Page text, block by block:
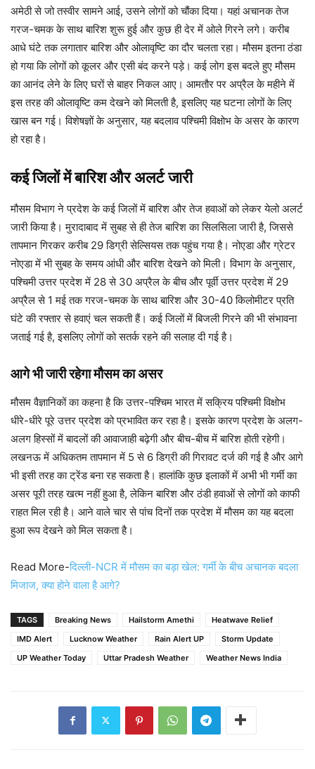
अमेठी से जो तस्वीर सामने आई, उसने लोगों को चौंका दिया। यहां अचानक तेज
गरज-चमक के साथ बारिश शुरू हुई और कुछ ही देर में ओले गिरने लगे। करीब
आधे घंटे तक लगातार बारिश और ओलावृष्टि का दौर चलता रहा। मौसम इतना ठंडा
हो गया कि लोगों को कूलर और एसी बंद करने पड़े। कई लोग इस बदले हुए मौसम
का आनंद लेने के लिए घरों से बाहर निकल आए। आमतौर पर अप्रैल के महीने में
इस तरह की ओलावृष्टि कम देखने को मिलती है, इसलिए यह घटना लोगों के लिए
खास बन गई। विशेषज्ञों के अनुसार, यह बदलाव पश्चिमी विक्षोभ के असर के कारण
हो रहा है।
कई जिलों में बारिश और अलर्ट जारी
मौसम विभाग ने प्रदेश के कई जिलों में बारिश और तेज हवाओं को लेकर येलो अलर्ट
जारी किया है। मुरादाबाद में सुबह से ही तेज बारिश का सिलसिला जारी है, जिससे
तापमान गिरकर करीब 29 डिग्री सेल्सियस तक पहुंच गया है। नोएडा और ग्रेटर
नोएडा में भी सुबह के समय आंधी और बारिश देखने को मिली। विभाग के अनुसार,
पश्चिमी उत्तर प्रदेश में 28 से 30 अप्रैल के बीच और पूर्वी उत्तर प्रदेश में 29
अप्रैल से 1 मई तक गरज-चमक के साथ बारिश और 30-40 किलोमीटर प्रति
घंटे की रफ्तार से हवाएं चल सकती हैं। कई जिलों में बिजली गिरने की भी संभावना
जताई गई है, इसलिए लोगों को सतर्क रहने की सलाह दी गई है।
आगे भी जारी रहेगा मौसम का असर
मौसम वैज्ञानिकों का कहना है कि उत्तर-पश्चिम भारत में सक्रिय पश्चिमी विक्षोभ
धीरे-धीरे पूरे उत्तर प्रदेश को प्रभावित कर रहा है। इसके कारण प्रदेश के अलग-
अलग हिस्सों में बादलों की आवाजाही बढ़ेगी और बीच-बीच में बारिश होती रहेगी।
लखनऊ में अधिकतम तापमान में 5 से 6 डिग्री की गिरावट दर्ज की गई है और आगे
भी इसी तरह का ट्रेंड बना रह सकता है। हालांकि कुछ इलाकों में अभी भी गर्मी का
असर पूरी तरह खत्म नहीं हुआ है, लेकिन बारिश और ठंडी हवाओं से लोगों को काफी
राहत मिल रही है। आने वाले चार से पांच दिनों तक प्रदेश में मौसम का यह बदला
हुआ रूप देखने को मिल सकता है।
Read More-दिल्ली-NCR में मौसम का बड़ा खेल: गर्मी के बीच अचानक बदला
मिजाज, क्या होने वाला है आगे?
TAGS Breaking News Hailstorm Amethi
Heatwave Relief
IMD Alert
Lucknow Weather Rain Alert UP
Storm Update
UP Weather Today
Uttar Pradesh Weather Weather News India